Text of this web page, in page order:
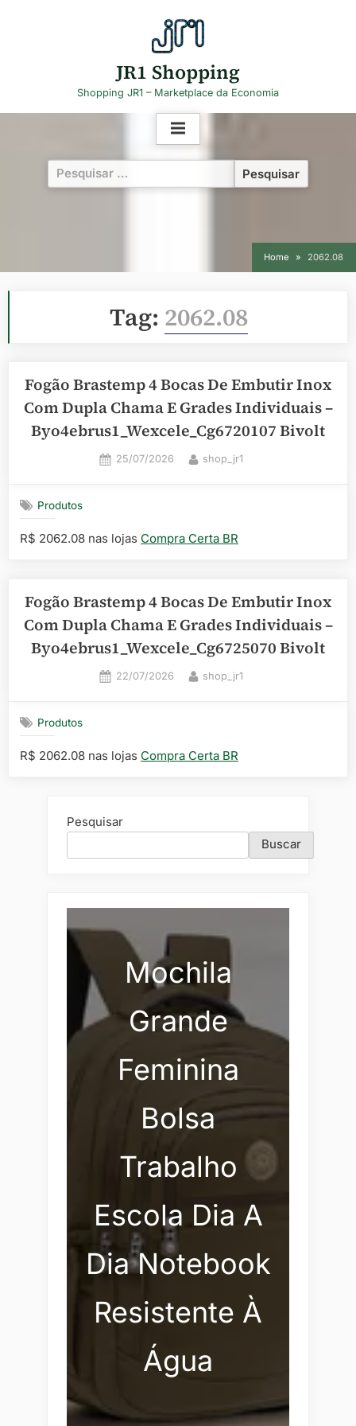
JR1 Shopping
Shopping JR1 – Marketplace da Economia
Pesquisar
por:
Home 2062.08
Tag: 2062.08
Fogão Brastemp 4 Bocas De Embutir Inox
Com Dupla Chama E Grades Individuais –
Byo4ebrus1_Wexcele_Cg6720107 Bivolt
Posted
25/07/2026 By
shop_jr1
Produtos
R$ 2062.08 nas lojas Compra Certa BR
Fogão Brastemp 4 Bocas De Embutir Inox
Com Dupla Chama E Grades Individuais –
Byo4ebrus1_Wexcele_Cg6725070 Bivolt
Posted
22/07/2026 By
shop_jr1
Produtos
R$ 2062.08 nas lojas Compra Certa BR
Pesquisar
Buscar
Mochila
Grande
Feminina
Bolsa
Trabalho
Escola Dia A
Dia Notebook
Resistente À
Água